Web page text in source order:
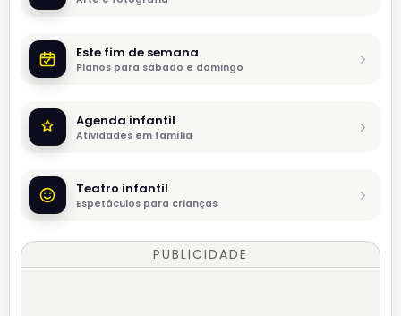
Este fim de semana
Planos para sábado e domingo
Agenda infantil
Atividades em família
Teatro infantil
Espetáculos para crianças
PUBLICIDADE